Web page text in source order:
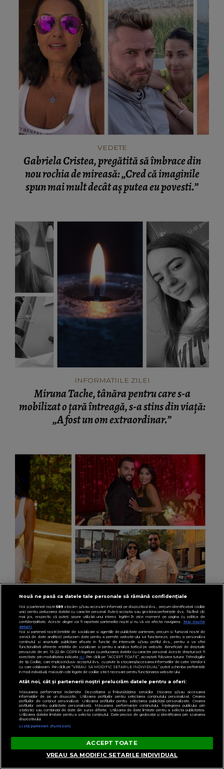
VEDETE
Gabriela Cristea, pregătită să îmbrace din
nou rochia de mireasă: „Cred că imaginile
spun mai mult decât aș putea eu povesti.”
INFORMATIILE ZILEI
Miruna Tache, tânăra pentru care s-a
mobilizat o țară întreagă, s-a stins din viață:
„A fost un om extraordinar.”
VEDETE
Marymar, adevărul despre relația cu Tzancă
Uraganu! Cum e artistul în spatele scenei, de
fapt: „N-am ce să zic.”
Nouă ne pasă ca datele tale personale să rămână confidențiale
Noi și partenerii noștri589stocăm și/sau accesăm informații pe dispozitivul dvs., precum identificatorii cookie
unici pentru prelucrarea datelor cu caracter personal. Puteți accepta sau gestiona preferințele dvs. făcând clic
mai jos, respectiv vă puteți opune utilizării unui interes legitim în orice moment pe pagina cu politica de
confidențialitate. Aceste alegeri vor fi raportate partenerilor noștri și nu vă vor afecta navigarea.
Mai multe
detalii
Noi si partenerii nostri (retelele de socializare si agentiile de publicitate partenere, precum si furnizorii nostri de
servicii de date analitice) prelucram date pentru a permite website-ului sa functioneze, pentru a personaliza
continutul si anunturile publicitare afisate in functie de interesele si/sau profilul dvs., pentru a va oferi
functionalitati aferente retelelor de socializare si pentru a analiza traficul pe website. Beneficiati de drepturile
prevazute de art. 15-22 din GDPR in legatura cu prelucrarea datelor cu caracter personal. Aceste drepturi pot fi
exercitate prin modalitatea indicataaici. Prin click pe “ACCEPT TOATE”, acceptati folosirea tuturor Tehnologiilor
de tip Cookie, care implica inclusiv acceptul dvs. cu privire la stocarea/accesarea informatiilor de catre Vendor-ii
cu care colaboram. Prin click pe “VREAU SA MODIFIC SETARILE INDIVIDUAL” puteti schimba preferintele
in mod individual, mai putin cele legate de cookie strict necesare pentru functionarea website-ului.
Atât noi, cât și partenerii noștri prelucrăm datele pentru a oferi:
Măsurarea performanței reclamelor. Dezvoltarea și îmbunătățirea serviciilor. Stocarea și/sau accesarea
informațiilor de pe un dispozitiv. Utilizarea profilurilor pentru selectarea conținutului personalizat. Crearea
profilurilor de conținut personalizat. Utilizarea profilurilor pentru selectarea publicității personalizate. Crearea
profilurilor pentru publicitate personalizată. Măsurarea performanței conținutului. Înțelegerea publicului prin
statistici sau combinații de date din surse diferite. Utilizarea de date limitate pentru a selecta publicitatea.
Utilizarea datelor limitate pentru a selecta conținutul. Date precise de geolocație și identificarea prin scanarea
dispozitivului.
Listă parteneri (furnizori)
ACCEPT TOATE
VREAU SA MODIFIC SETARILE INDIVIDUAL